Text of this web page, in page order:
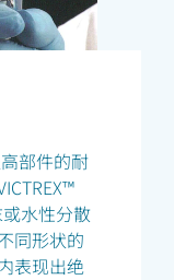
部件的耐
水性分散
同形状的
表现出绝